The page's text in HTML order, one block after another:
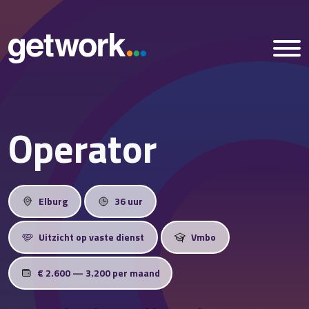
Home
Nieuws
Over ons
Vestigingen
Operator
Elburg 36 uur
Uitzicht op vaste dienst Vmbo
€ 2.600 — 3.200 per maand